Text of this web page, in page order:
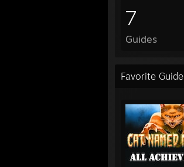
7
Guides
Favorite Guide